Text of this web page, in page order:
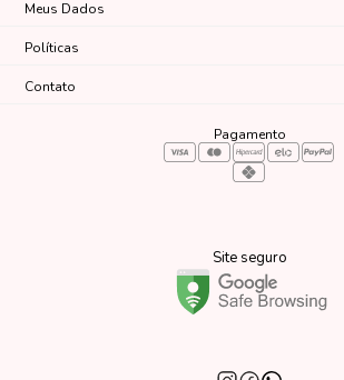
Meus Dados
Políticas
Contato
Pagamento
Site seguro